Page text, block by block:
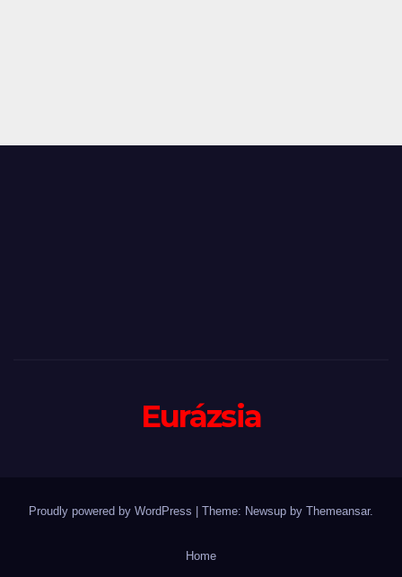
Eurázsia
Proudly powered by WordPress Theme: Newsup by Themeansar.
Home